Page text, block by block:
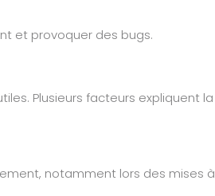
et provoquer des bugs.
Plusieurs facteurs expliquent la
notamment lors des mises à